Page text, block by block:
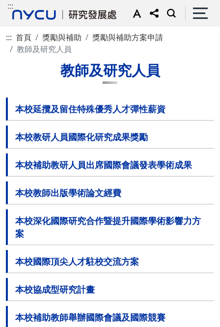
:::
::: 首頁 獎勵與補助
獎勵與補助方案申請
教師及研究人員
教師及研究人員
本校延攬及留住特殊優秀人才彈性薪資
本校教研人員國際化研究成果獎勵
本校補助教研人員出席國際會議發表學術成果
本校教師出版學術論文經費
本校深化國際研究合作暨提升國際學術影響力方
案
本校國際頂尖人才駐校交流方案
本校協成型研究計畫
本校補助教師舉辦國際會議及國際競賽